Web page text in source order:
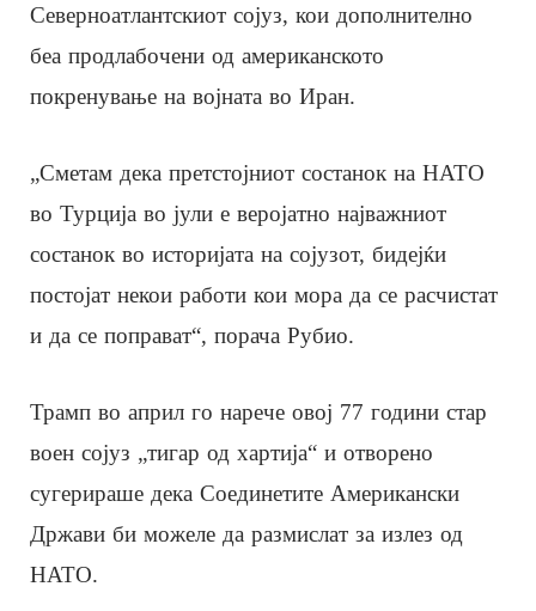
Северноатлантскиот сојуз, кои дополнително
беа продлабочени од американското
покренување на војната во Иран.
„Сметам дека претстојниот состанок на НАТО
во Турција во јули е веројатно најважниот
состанок во историјата на сојузот, бидејќи
постојат некои работи кои мора да се расчистат
и да се поправат“, порача Рубио.
Трамп во април го нарече овој 77 години стар
воен сојуз „тигар од хартија“ и отворено
сугерираше дека Соединетите Американски
Држави би можеле да размислат за излез од
НАТО.